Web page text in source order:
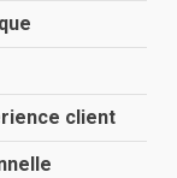
client